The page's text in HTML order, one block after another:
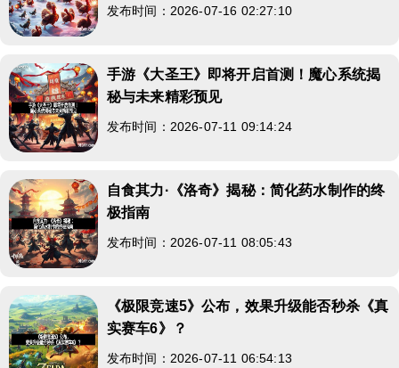
发布时间：2026-07-16 02:27:10
手游《大圣王》即将开启首测！魔心系统揭
秘与未来精彩预见
发布时间：2026-07-11 09:14:24
自食其力·《洛奇》揭秘：简化药水制作的终
极指南
发布时间：2026-07-11 08:05:43
《极限竞速5》公布，效果升级能否秒杀《真
实赛车6》？
发布时间：2026-07-11 06:54:13